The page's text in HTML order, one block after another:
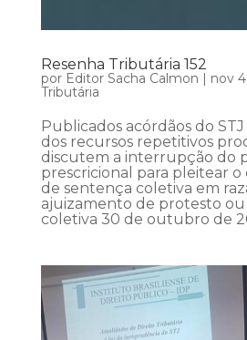
Resenha Tributária 152
por Editor Sacha Calmon | nov
Tributária
Publicados acórdãos do
dos recursos repetitivos
discutem a interrupção do
prescricional para pleitear
de sentença coletiva em
ajuizamento de protesto
coletiva 30 de outubro de